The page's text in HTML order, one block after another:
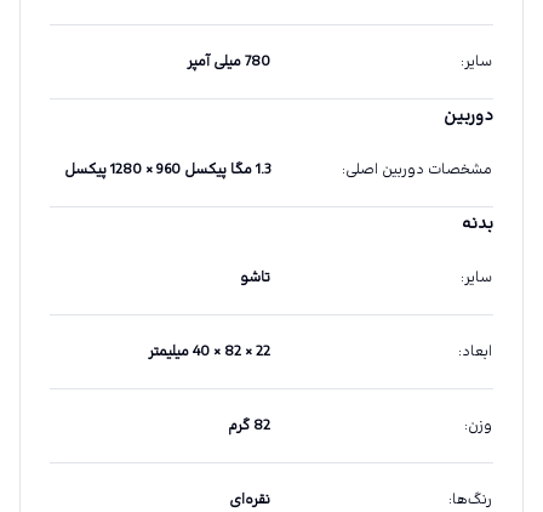
سایر: 780 میلی آمپر
دوربین
مشخصات دوربین اصلی: 1.3 مگا پیکسل 960 × 1280 پیکسل
بدنه
سایر: تاشو
ابعاد: 22 × 82 × 40 میلیمتر
وزن: 82 گرم
رنگ‌ها: نقره‌ای